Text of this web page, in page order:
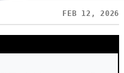
FEB 12, 2026